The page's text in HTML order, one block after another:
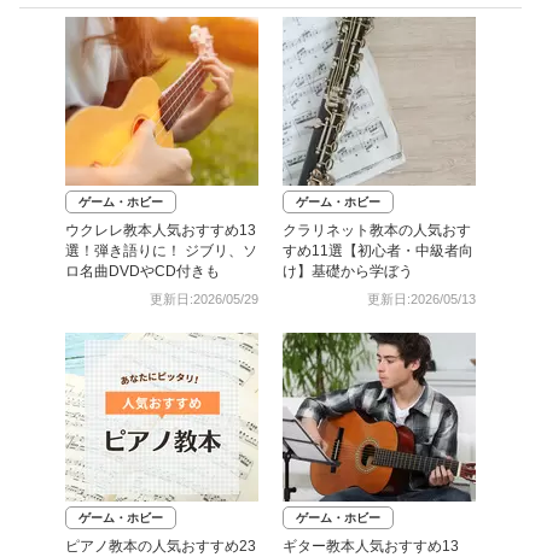
ゲーム・ホビー
ウクレレ教本人気おすすめ13
選！弾き語りに！ ジブリ、ソ
ロ名曲DVDやCD付きも
更新日:2026/05/29
ゲーム・ホビー
クラリネット教本の人気おす
すめ11選【初心者・中級者向
け】基礎から学ぼう
更新日:2026/05/13
ゲーム・ホビー
ピアノ教本の人気おすすめ23
ゲーム・ホビー
ギター教本人気おすすめ13